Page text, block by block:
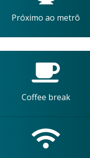
Próximo ao metrô
Coffee break